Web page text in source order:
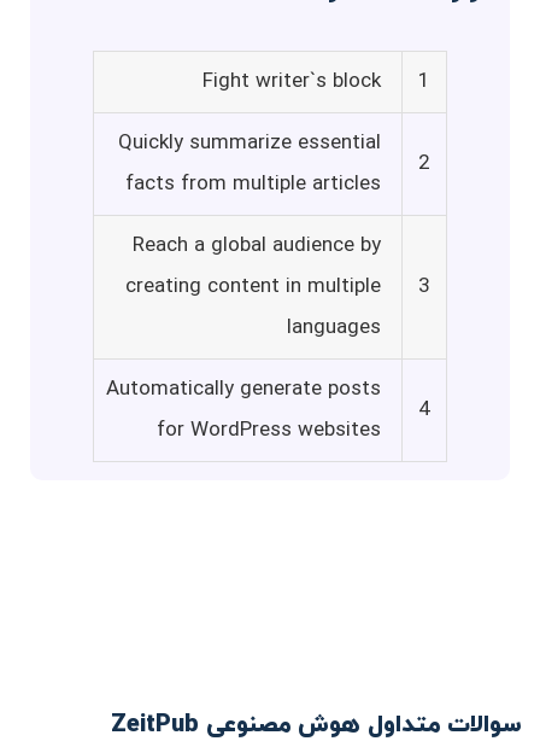
1
Fight writer`s block
2
Quickly summarize essential
facts from multiple articles
3
Reach a global audience by
creating content in multiple
languages
4
Automatically generate posts
for WordPress websites
سوالات متداول هوش مصنوعی ZeitPub